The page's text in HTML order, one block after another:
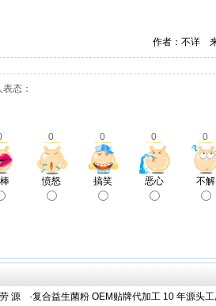
作者：不详
表态：
0 0 0 0
愤怒 搞笑 恶心 不解
源
·复合益生菌粉 OEM贴牌代加工 10 年源头